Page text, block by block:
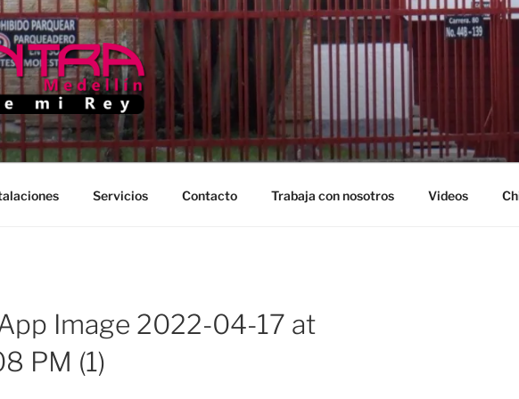
MEDELLIN
Servicios Contacto Trabaja con nosotros Videos
Image 2022-04-17 at
PM (1)